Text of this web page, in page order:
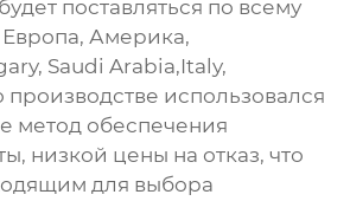
поставляться по всему
Америка,
Saudi Arabia,Italy,
использовался
метод обеспечения
низкой цены на отказ, что
для выбора